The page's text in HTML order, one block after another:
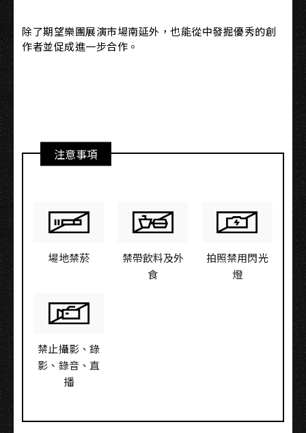
除了期望樂團展演市場南延外，也能從中發掘優秀的創
作者並促成進一步合作。
注意事項
場地禁菸
禁帶飲料及外
食
拍照禁用閃光
燈
禁止攝影、錄
影、錄音、直
播